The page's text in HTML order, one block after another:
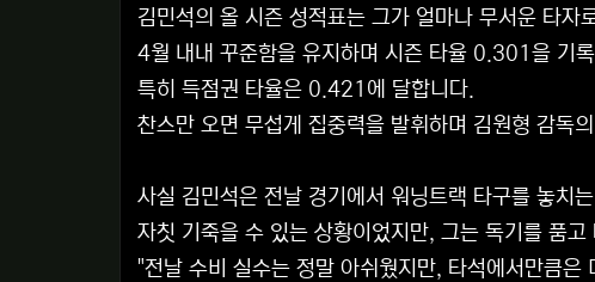
김민석의 올 시즌 성적표는 그가 얼마나 무서운 타자
4월 내내 꾸준함을 유지하며 시즌 타율 0.301을 기
특히 득점권 타율은 0.421에 달합니다.
찬스만 오면 무섭게 집중력을 발휘하며 김원형 감독
사실 김민석은 전날 경기에서 워닝트랙 타구를 놓치
자칫 기죽을 수 있는 상황이었지만, 그는 독기를 품고
"전날 수비 실수는 정말 아쉬웠지만, 타석에서만큼은